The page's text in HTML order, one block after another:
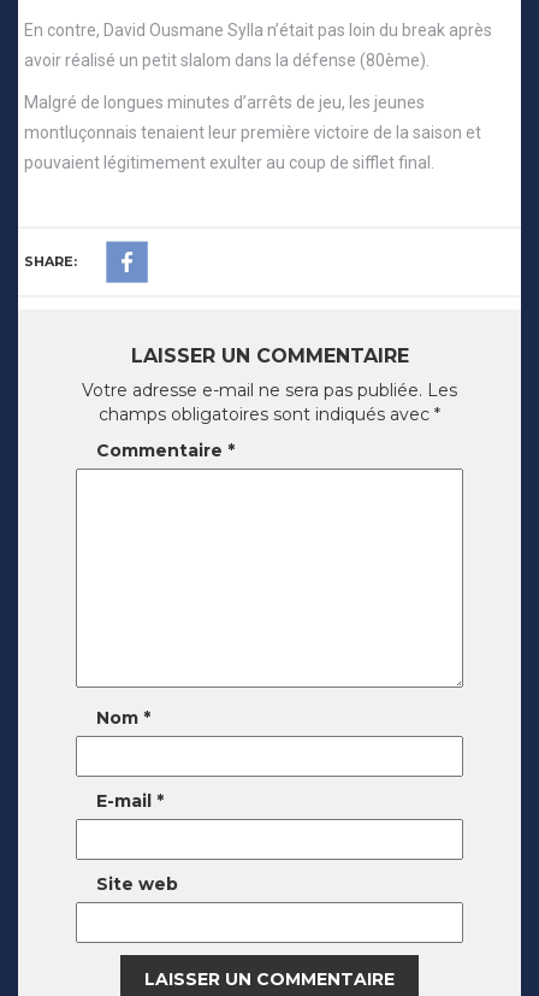
En contre, David Ousmane Sylla n’était pas loin du break après
avoir réalisé un petit slalom dans la défense (80ème).
Malgré de longues minutes d’arrêts de jeu, les jeunes
montluçonnais tenaient leur première victoire de la saison et
pouvaient légitimement exulter au coup de sifflet final.
SHARE:
LAISSER UN COMMENTAIRE
Votre adresse e-mail ne sera pas publiée. Les
champs obligatoires sont indiqués avec *
Commentaire *
Nom *
E-mail *
Site web